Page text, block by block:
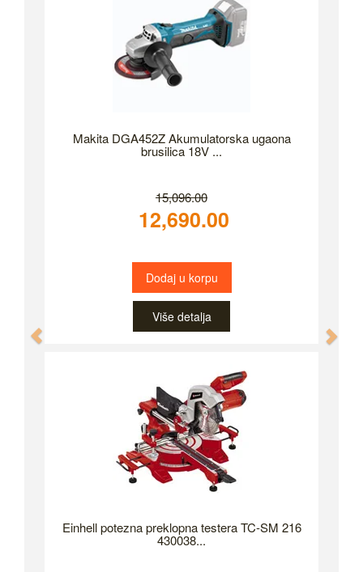
Makita DGA452Z Akumulatorska ugaona
brusilica 18V ...
15,096.00
12,690.00
Dodaj u korpu
Više detalja
Einhell potezna preklopna testera TC-SM 216
430038...